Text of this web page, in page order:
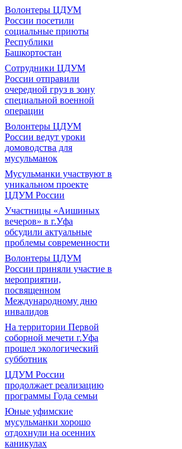
Волонтеры ЦДУМ
России посетили
социальные приюты
Республики
Башкортостан
Сотрудники ЦДУМ
России отправили
очередной груз в зону
специальной военной
операции
Волонтеры ЦДУМ
России ведут уроки
домоводства для
мусульманок
Мусульманки участвуют в
уникальном проекте
ЦДУМ России
Участницы «Аишиных
вечеров» в г.Уфа
обсудили актуальные
проблемы современности
Волонтеры ЦДУМ
России приняли участие в
мероприятии,
посвященном
Международному дню
инвалидов
На территории Первой
соборной мечети г.Уфа
прошел экологический
субботник
ЦДУМ России
продолжает реализацию
программы Года семьи
Юные уфимские
мусульманки хорошо
отдохнули на осенних
каникулах